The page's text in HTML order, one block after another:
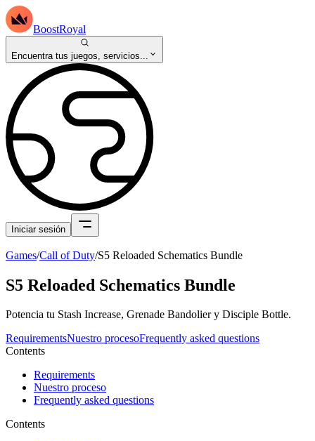
BoostRoyal
Encuentra tus juegos, servicios...
Iniciar sesión
Games/Call of Duty/S5 Reloaded Schematics Bundle
S5 Reloaded Schematics Bundle
Potencia tu Stash Increase, Grenade Bandolier y Disciple Bottle.
RequirementsNuestro procesoFrequently asked questions
Contents
Requirements
Nuestro proceso
Frequently asked questions
Contents